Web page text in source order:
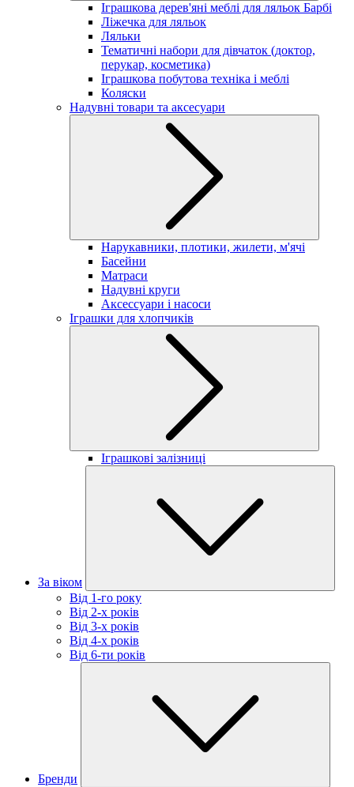
Іграшкова дерев'яні меблі для ляльок Барбі
Ліжечка для ляльок
Ляльки
Тематичні набори для дівчаток (доктор,
перукар, косметика)
Іграшкова побутова техніка і меблі
Коляски
Надувні товари та аксесуари
Нарукавники, плотики, жилети, м'ячі
Басейни
Матраси
Надувні круги
Аксессуари і насоси
Іграшки для хлопчиків
Іграшкові залізниці
За віком
Від 1-го року
Від 2-х років
Від 3-х років
Від 4-х років
Від 6-ти років
Бренди